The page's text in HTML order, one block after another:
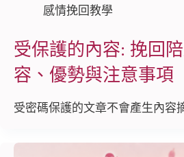
感情挽回教學
受保護的內容: 挽回
容、優勢與注意事項
受密碼保護的文章不會產生內容